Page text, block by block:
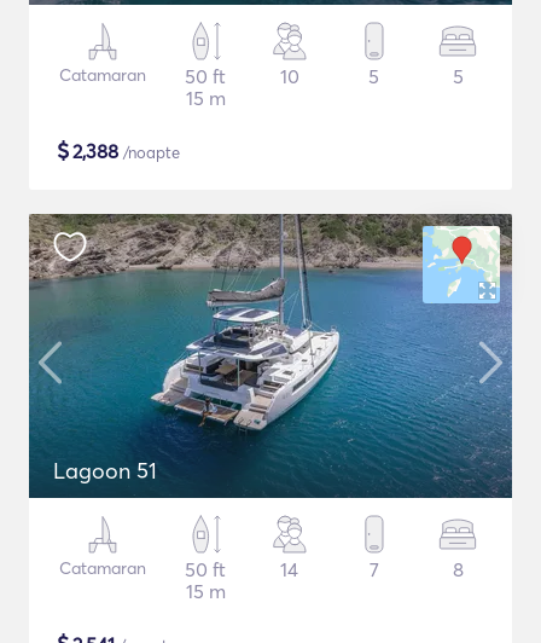
Catamaran
50 ft
15 m
10 5 5
$2,388 /noapte
Lagoon 51
Catamaran
50 ft
15 m
14 7 8